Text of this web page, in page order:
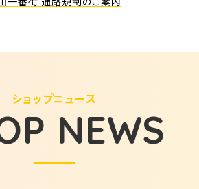
NEWS
ショップニュース